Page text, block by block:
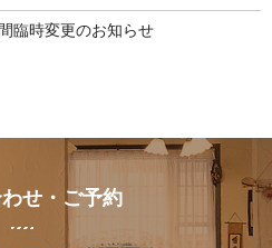
臨時変更のお知らせ
せ・ご予約